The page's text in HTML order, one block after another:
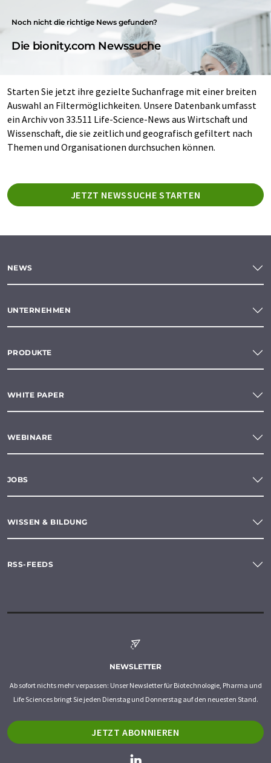
Noch nicht die richtige News gefunden?
Die bionity.com Newssuche
Starten Sie jetzt ihre gezielte Suchanfrage mit einer breiten
Auswahl an Filtermöglichkeiten. Unsere Datenbank umfasst
ein Archiv von 33.511 Life-Science-News aus Wirtschaft und
Wissenschaft, die sie zeitlich und geografisch gefiltert nach
Themen und Organisationen durchsuchen können.
JETZT NEWSSUCHE STARTEN
NEWS
UNTERNEHMEN
PRODUKTE
WHITE PAPER
WEBINARE
JOBS
WISSEN & BILDUNG
RSS-FEEDS
NEWSLETTER
Ab sofort nichts mehr verpassen: Unser Newsletter für Biotechnologie, Pharma und
Life Sciences bringt Sie jeden Dienstag und Donnerstag auf den neuesten Stand.
JETZT ABONNIEREN